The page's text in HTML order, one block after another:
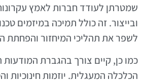
שמטרתן לעודד חברות לאמץ
ובייצור. זה כולל תמיכה במיזמים
לשפר את תהליכי המיחזור והפחתת
כמו כן, קיים צורך בהגברת המודעות
הכלכלה המעגלית. יוזמות חינוכיות